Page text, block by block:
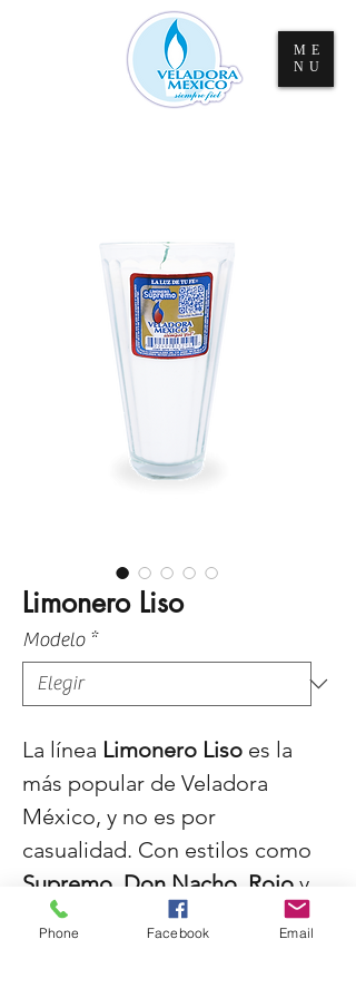
ME
NU
Limonero Liso
Modelo *
La línea Limonero Liso es la
más popular de Veladora
México, y no es por
casualidad. Con estilos como
Supremo Don Nacho Rojo y
Cosmos
, estas veladoras
Phone Facebook Email